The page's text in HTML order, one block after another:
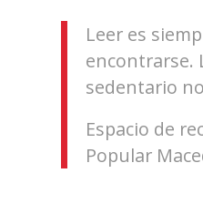
Leer es
encontrarse.
sedentario
Espacio de
Popular